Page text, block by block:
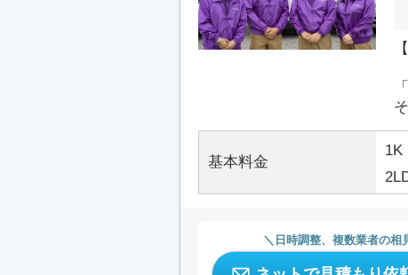
基本料金
1K
日時調整、複数業者の相